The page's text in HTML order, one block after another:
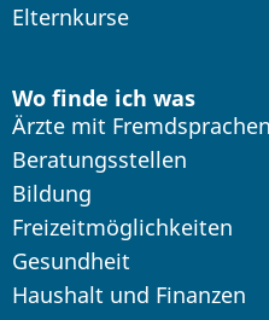
Elternkurse
Wo finde ich was
Ärzte mit
Beratungsstellen
Bildung
Freizeitmöglichkeiten
Gesundheit
Haushalt und Finanzen